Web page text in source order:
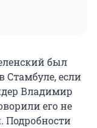
был
Стамбуле, если
Владимир
его не
Подробности